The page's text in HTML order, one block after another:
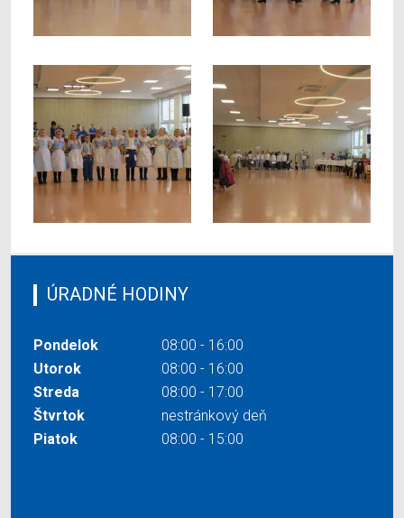
ÚRADNÉ HODINY
Pondelok
08:00 - 16:00
Utorok
08:00 - 16:00
Streda
08:00 - 17:00
Štvrtok
nestránkový deň
Piatok
08:00 - 15:00